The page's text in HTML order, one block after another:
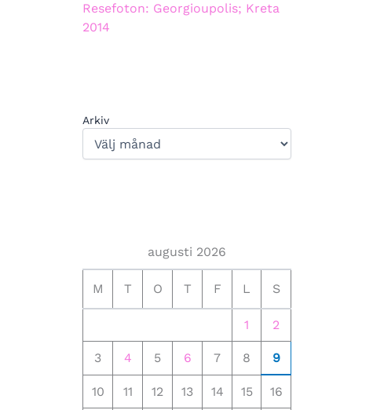
Resefoton: Georgioupolis; Kreta
2014
Arkiv
augusti 2026
M T O T F L S
1 2
3 4 5 6 7 8 9
10 11 12 13 14 15 16